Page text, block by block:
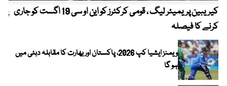
کیریبین پریمیئر لیگ ، قومی کرکٹرز کو این او سی 19 اگست کو جاری
کرنے کا فیصلہ
ویمنز ایشیا کپ 2026، پاکستان اور بھارت کا مقابلہ دبئی میں
ہو گا